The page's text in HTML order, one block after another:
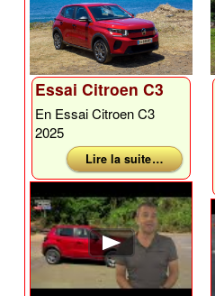
Essai Citroen C3
En Essai Citroen C3
2025
Lire la suite …